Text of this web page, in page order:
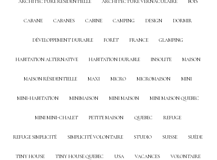
CABANE CABANES CABINE CAMPING DESIGN DORMIR
DÉVELOPPEMENT DURABLE FORÊT FRANCE GLAMPING
HABITATION ALTERNATIVE HABITATION DURABLE INSOLITE MAISON
MAISON RÉSIDENTIELLE MAXI MICRO MICROMAISON MINI
MINI-HABITATION MINIMAISON MINI MAISON MINI MAISON QUEBEC
MINI MINI-CHALET PETITE MAISON QUEBEC REFUGE
REFUGE SIMPLICITÉ SIMPLICITÉ VOLONTAIRE STUDIO SUISSE SUÈDE
TINY HOUSE TINY HOUSE QUEBEC USA VACANCES VOLONTAIRE